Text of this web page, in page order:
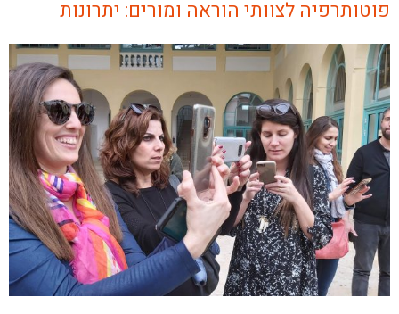
פוטותרפיה לצוותי הוראה ומורים: יתרונות